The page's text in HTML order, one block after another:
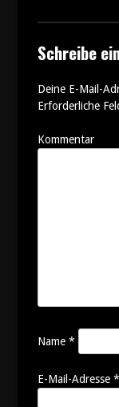
Schreibe
Deine E-Mail-
Erforderliche
Kommentar
Name *
E-Mail-Adresse *